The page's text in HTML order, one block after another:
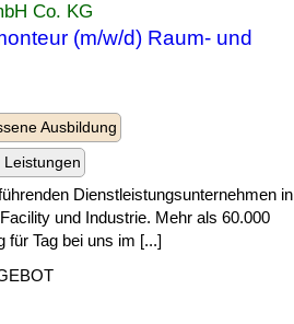
Co. KG
(m/w/d) Raum- und
Ausbildung
Dienstleistungsunternehmen in
und Industrie. Mehr als 60.000
für Tag bei uns im [...]